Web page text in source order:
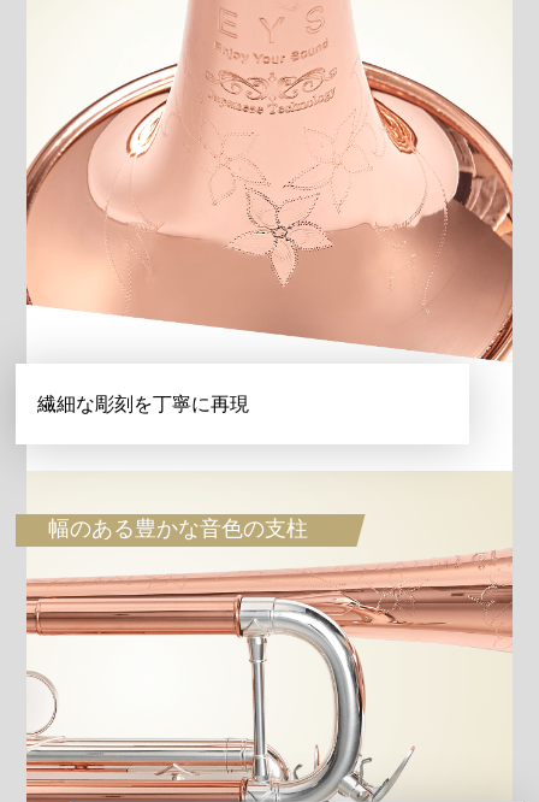
繊細な彫刻を丁寧に再現
幅のある豊かな音色の支柱